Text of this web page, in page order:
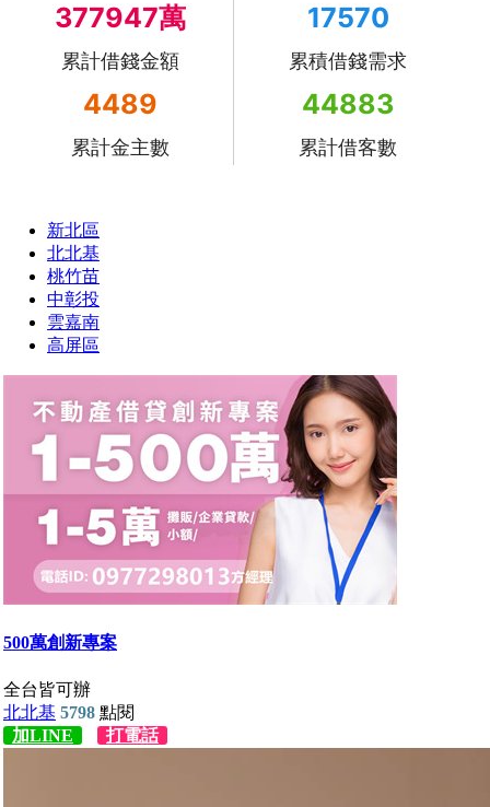
377947萬
累計借錢金額
17570
累積借錢需求
4489
累計金主數
44883
累計借客數